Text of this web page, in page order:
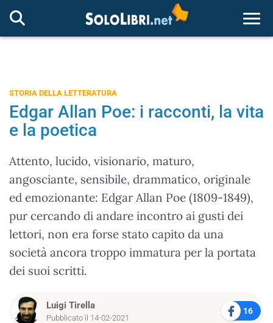
STORIA DELLA LETTERATURA
Edgar Allan Poe: i racconti, la vita
e la poetica
Attento, lucido, visionario, maturo,
angosciante, sensibile, drammatico, originale
ed emozionante: Edgar Allan Poe (1809-1849),
pur cercando di andare incontro ai gusti dei
lettori, non era forse stato capito da una
società ancora troppo immatura per la portata
dei suoi scritti.
Luigi Tirella
Pubblicato il 14-02-2021
16